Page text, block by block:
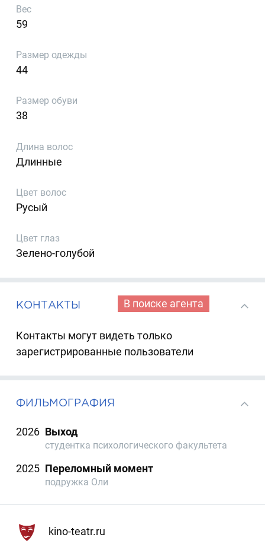
Вес
59
Размер одежды
44
Размер обуви
38
Длина волос
Длинные
Цвет волос
Русый
Цвет глаз
Зелено-голубой
КОНТАКТЫ В поиске агента
Контакты могут видеть только
зарегистрированные пользователи
ФИЛЬМОГРАФИЯ
2026 Выход
студентка психологического факультета
2025 Переломный момент
подружка Оли
kino-teatr.ru